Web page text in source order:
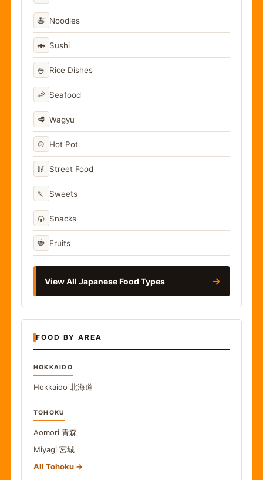
🍝 Noodles
🍣 Sushi
🍚 Rice Dishes
🦐 Seafood
🥩 Wagyu
🍲 Hot Pot
🥢 Street Food
🍡 Sweets
🍘 Snacks
🍓 Fruits
View All Japanese Food Types →
FOOD BY AREA
HOKKAIDO
Hokkaido 北海道
TOHOKU
Aomori 青森
Miyagi 宮城
All Tohoku